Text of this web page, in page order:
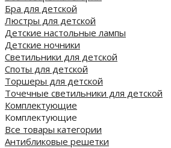
Бра для детской
Люстры для детской
Детские настольные лампы
Детские ночники
Светильники для детской
Споты для детской
Торшеры для детской
Точечные светильники для детской
Комплектующие
Комплектующие
Все товары категории
Антибликовые решетки